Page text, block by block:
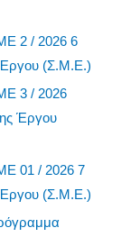
2 / 2026 6
Έργου (Σ.Μ.Ε.)
3 / 2026
Έργου
01 / 2026 7
Έργου (Σ.Μ.Ε.)